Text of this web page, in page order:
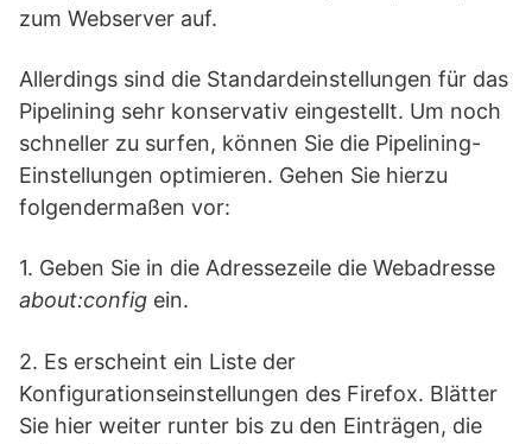
zum Webserver auf.
Allerdings sind die Standardeinstellungen für das
Pipelining sehr konservativ eingestellt. Um noch
schneller zu surfen, können Sie die Pipelining-
Einstellungen optimieren. Gehen Sie hierzu
folgendermaßen vor:
1. Geben Sie in die Adressezeile die Webadresse
about:config ein.
2. Es erscheint ein Liste der
Konfigurationseinstellungen des Firefox. Blätter
Sie hier weiter runter bis zu den Einträgen, die